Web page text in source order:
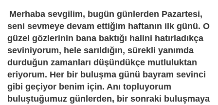
Merhaba sevgilim, bugün günlerden Pazartesi,
seni sevmeye devam ettiğim haftanın ilk günü. O
güzel gözlerinin bana baktığı halini hatırladıkça
seviniyorum, hele sarıldığın, sürekli yanımda
durduğun zamanları düşündükçe mutluluktan
eriyorum. Her bir buluşma günü bayram sevinci
gibi geçiyor benim için. Anı topluyorum
buluştuğumuz günlerden, bir sonraki buluşmaya